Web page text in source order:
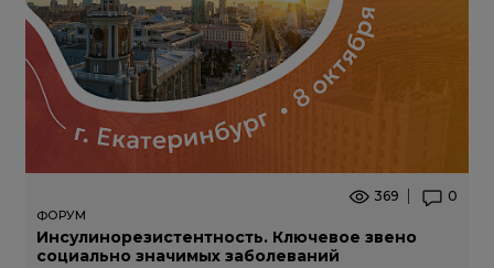
369 0
ФОРУМ
Инсулинорезистентность. Ключевое звено
социально значимых заболеваний